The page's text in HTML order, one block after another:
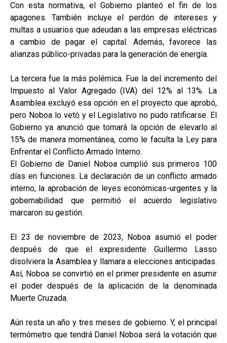
Con esta normativa, el Gobierno planteó el fin de los
apagones. También incluye el perdón de intereses y
multas a usuarios que adeudan a las empresas eléctricas
a cambio de pagar el capital. Además, favorece las
alianzas público-privadas para la generación de energía.
La tercera fue la más polémica. Fue la del incremento del
Impuesto al Valor Agregado (IVA) del 12% al 13%. La
Asamblea excluyó esa opción en el proyecto que aprobó,
pero Noboa lo vetó y el Legislativo no pudo ratificarse. El
Gobierno ya anunció que tomará la opción de elevarlo al
15% de manera momentánea, como le faculta la Ley para
Enfrentar el Conflicto Armado Interno.
El Gobierno de Daniel Noboa cumplió sus primeros 100
días en funciones. La declaración de un conflicto armado
interno, la aprobación de leyes económicas-urgentes y la
gobernabilidad que permitió el acuerdo legislativo
marcaron su gestión.
El 23 de noviembre de 2023, Noboa asumió el poder
después de que el expresidente Guillermo Lasso
disolviera la Asamblea y llamara a elecciones anticipadas.
Así, Noboa se convirtió en el primer presidente en asumir
el poder después de la aplicación de la denominada
Muerte Cruzada.
Aún resta un año y tres meses de gobierno. Y, el principal
termómetro que tendrá Daniel Noboa será la votación que